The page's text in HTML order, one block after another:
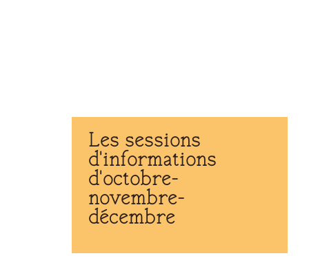
Les sessions
d'informations
d'octobre-
novembre-
décembre